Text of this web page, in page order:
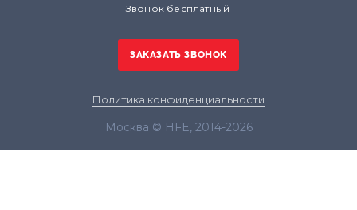
Звонок бесплатный
Политика конфиденциальности
Москва © HFE, 2014-2026